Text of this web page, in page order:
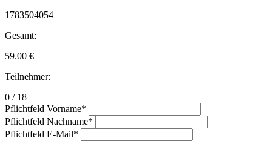
1783504054
Gesamt:
59.00 €
Teilnehmer:
0 / 18
Pflichtfeld Vorname*
Pflichtfeld Nachname*
Pflichtfeld E-Mail*